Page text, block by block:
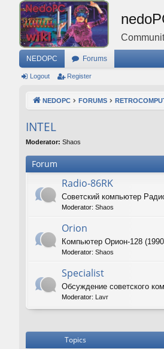
NEDOPC Forums
Logout Register
NEDOPC FORUMS
INTEL
Moderator: Shaos
Forum
Radio-86RK
Советский компьютер
Moderator: Shaos
Orion
Компьютер Орион-128
Moderator: Shaos
Specialist
Обсуждение советского
Moderator: Lavr
Topics